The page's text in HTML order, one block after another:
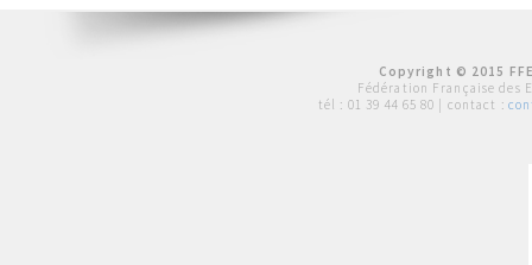
Copyright © 2015
Fédération Française des
tél : 01 39 44 65 80 | contact :